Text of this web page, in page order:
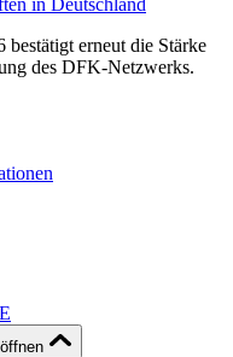
in Deutschland
erneut die Stärke
des DFK-Netzwerks.